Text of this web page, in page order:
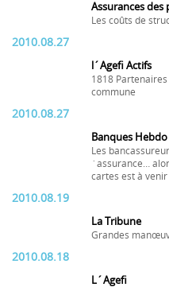
Assurances des
Les coûts de
2010.08.27
l´Agefi Actifs
1818
commune
2010.08.27
Banques Hebdo
Les
´assurance…
cartes est à venir
2010.08.19
La Tribune
Grandes
2010.08.18
L´Agefi